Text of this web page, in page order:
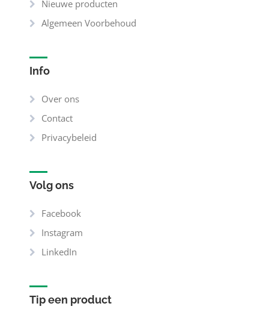
Nieuwe producten
Algemeen Voorbehoud
Info
Over ons
Contact
Privacybeleid
Volg ons
Facebook
Instagram
LinkedIn
Tip een product